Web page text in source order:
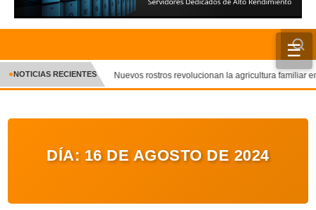
☰
INICIO
CRÓNICA
ENTRETENIMIENTO Y CULTURA
NOTICIAS RECIENTES Nuevos rostros revolucionan la agricultura familiar
DÍA: 16 DE AGOSTO DE 2024